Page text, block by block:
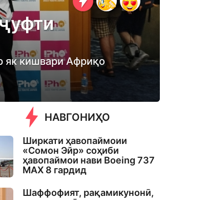
як кишвари Африқо
НАВГОНИҲО
Ширкати ҳавопаймоии
«Сомон Эйр» соҳиби
ҳавопаймои нави Boeing 737
MAX 8 гардид
Шаффофият, рақамикунонӣ,